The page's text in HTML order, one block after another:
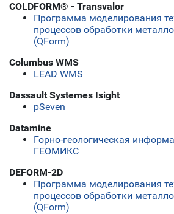
COLDFORM® - Transvalor
Программа моделирования
процессов обработки
(QForm)
Columbus WMS
LEAD WMS
Dassault Systemes Isight
pSeven
Datamine
Горно-геологическая
ГЕОМИКС
DEFORM-2D
Программа моделирования
процессов обработки
(QForm)